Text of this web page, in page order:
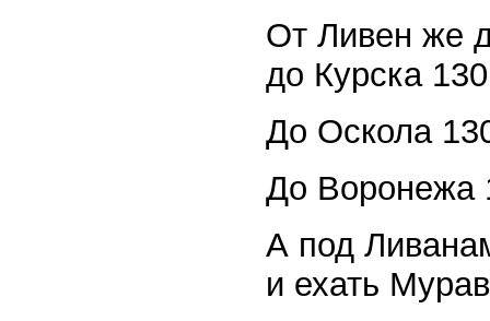
От Ливен же
до Курска
До Оскола
До Воронежа
А под
и ехать